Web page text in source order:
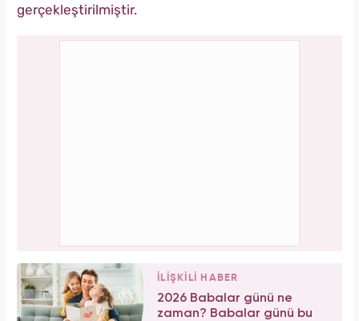
gerçekleştirilmiştir.
İLİŞKİLİ HABER
2026 Babalar günü ne
zaman? Babalar günü bu